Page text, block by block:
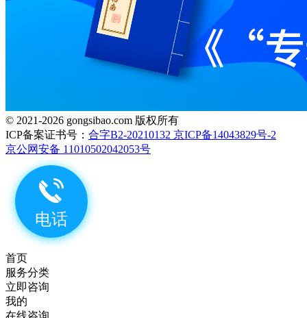
© 2021-2026 gongsibao.com 版权所有
ICP备案证书号： 合字B2-20210132 京ICP备14043829号-2
京公网安备 11010502042053号
首页
服务分类
立即咨询
我的
在线咨询